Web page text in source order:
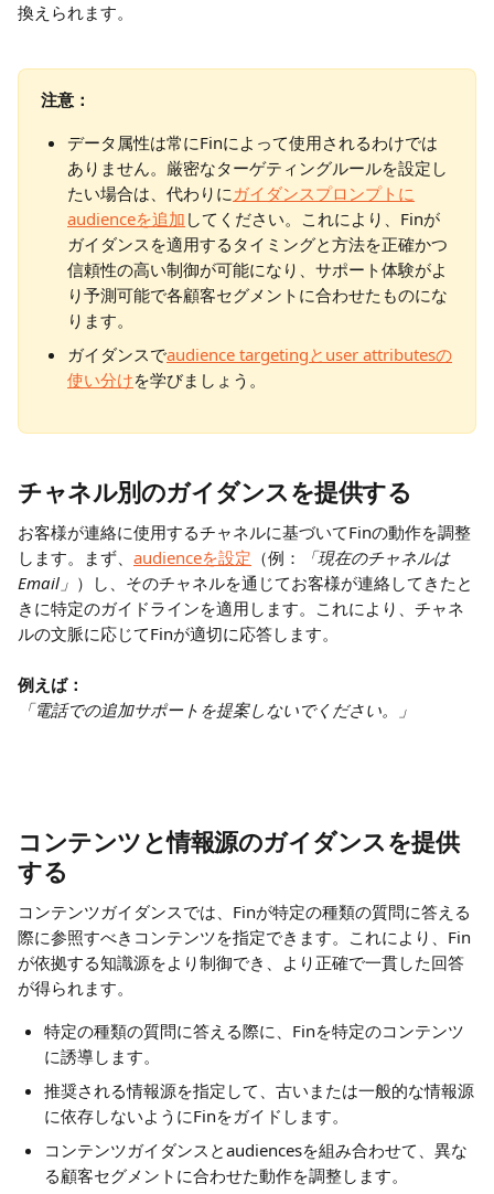
換えられます。
注意：
データ属性は常にFinによって使用されるわけでは
ありません。厳密なターゲティングルールを設定し
たい場合は、代わりにガイダンスプロンプトに
audienceを追加 してください。これにより、Finが
ガイダンスを適用するタイミングと方法を正確かつ
信頼性の高い制御が可能になり、サポート体験がよ
り予測可能で各顧客セグメントに合わせたものにな
ります。
ガイダンスでaudience targetingとuser attributesの
使い分けを学びましょう。
チャネル別のガイダンスを提供する
お客様が連絡に使用するチャネルに基づいてFinの動作を調整
します。まず、 audienceを設定 （例：
「現在のチャネルは
Email」 ）し、そのチャネルを通じてお客様が連絡してきたと
きに特定のガイドラインを適用します。これにより、チャネ
ルの文脈に応じてFinが適切に応答します。
例えば：
「電話での追加サポートを提案しないでください。」
コンテンツと情報源のガイダンスを提供
する
コンテンツガイダンスでは、Finが特定の種類の質問に答える
際に参照すべきコンテンツを指定できます。これにより、Fin
が依拠する知識源をより制御でき、より正確で一貫した回答
が得られます。
特定の種類の質問に答える際に、Finを特定のコンテンツ
に誘導します。
推奨される情報源を指定して、古いまたは一般的な情報源
に依存しないようにFinをガイドします。
コンテンツガイダンスとaudiencesを組み合わせて、異な
る顧客セグメントに合わせた動作を調整します。